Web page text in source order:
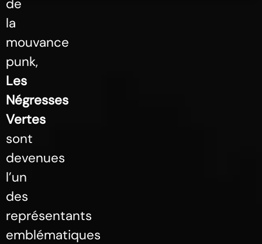
de
la
mouvance
punk,
Les
Négresses
Vertes
sont
devenues
l’un
des
représentants
emblématiques